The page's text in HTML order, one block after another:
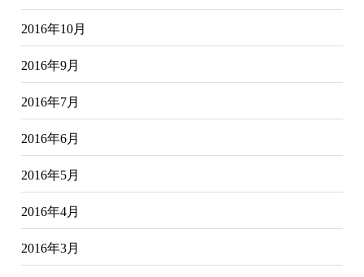
2016年10月
2016年9月
2016年7月
2016年6月
2016年5月
2016年4月
2016年3月